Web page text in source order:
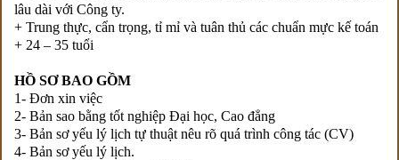
lâu dài với Công ty.
+ Trung thực, cẩn trọng, tỉ mỉ và tuân thủ các chuẩn mực kế toán
+ 24 – 35 tuổi
HỒ SƠ BAO GỒM
1- Đơn xin việc
2- Bản sao bằng tốt nghiệp Đại học, Cao đẳng
3- Bản sơ yếu lý lịch tự thuật nêu rõ quá trình công tác (CV)
4- Bản sơ yếu lý lịch.